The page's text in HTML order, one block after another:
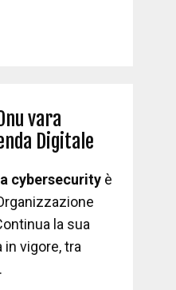
vara
Digitale
cybersecurity è
la sua
vigore, tra